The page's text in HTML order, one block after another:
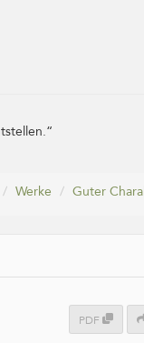
Werke Guter
PDF